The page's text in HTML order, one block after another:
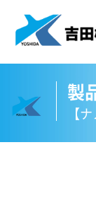
製
【